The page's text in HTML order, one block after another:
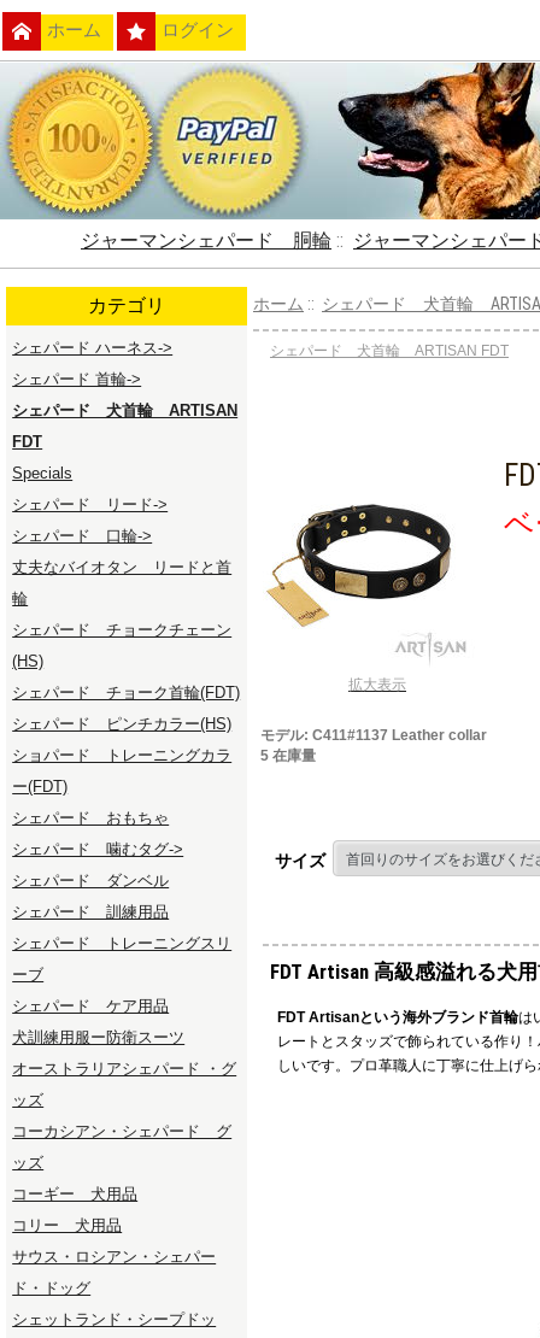
ホーム ログイン
ジャーマンシェパード 胴輪 :: ジャーマンシェパ
カテゴリ
シェパード ハーネス->
シェパード 首輪->
シェパード 犬首輪 ARTISAN
FDT
Specials
シェパード リード->
シェパード 口輪->
丈夫なバイオタン リードと首
輪
シェパード チョークチェーン
(HS)
シェパード チョーク首輪(FDT)
シェパード ピンチカラー(HS)
ショパード トレーニングカラ
ー(FDT)
シェパード おもちゃ
シェパード 噛むタグ->
シェパード ダンベル
シェパード 訓練用品
シェパード トレーニングスリ
ーブ
シェパード ケア用品
犬訓練用服ー防衛スーツ
オーストラリアシェパード ・グ
ッズ
コーカシアン・シェパード グ
ッズ
コーギー 犬用品
コリー 犬用品
サウス・ロシアン・シェパー
ド・ドッグ
シェットランド・シープドッ
ホーム :: シェパード 犬首輪
シェパード 犬首輪 ARTISAN FDT
拡大表示
ベ
モデル: C411#1137 Leather collar
5 在庫量
サイズ
FDT Artisan 高級感溢れる犬
FDT Artisanという海外ブランド首輪は
レートとスタッズで飾られている作り
しいです。プロ革職人に丁寧に仕上げ